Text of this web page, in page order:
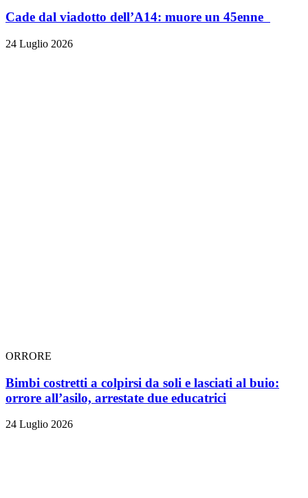
Cade dal viadotto dell’A14: muore un 45enne
24 Luglio 2026
ORRORE
Bimbi costretti a colpirsi da soli e lasciati al buio:
orrore all’asilo, arrestate due educatrici
24 Luglio 2026